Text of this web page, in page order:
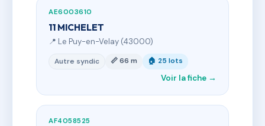
AE6003610
11 MICHELET
📍 Le Puy-en-Velay (43000)
Autre syndic 📏 66 m 🏠 25 lots
Voir la fiche →
AF4058525